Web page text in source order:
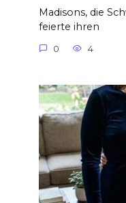
Madisons, die
feierte ihren
0 4